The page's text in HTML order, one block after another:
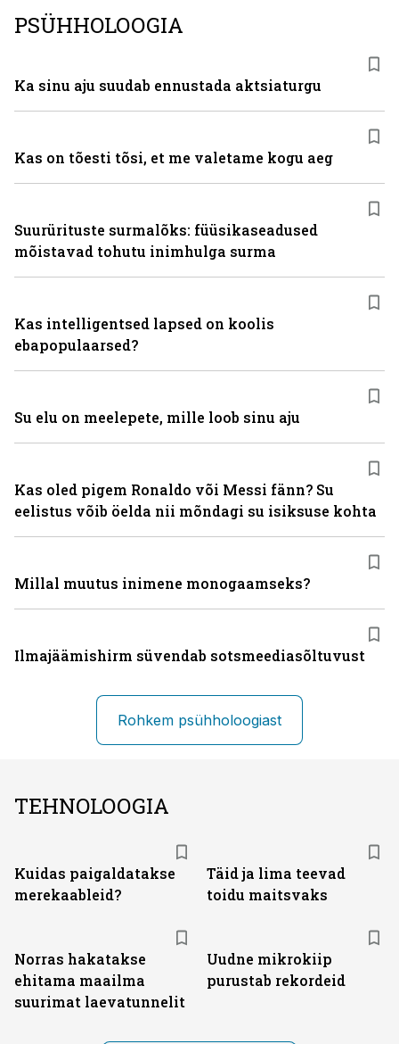
PSÜHHOLOOGIA
Ka sinu aju suudab ennustada aktsiaturgu
Kas on tõesti tõsi, et me valetame kogu aeg
Suurürituste surmalõks: füüsikaseadused
mõistavad tohutu inimhulga surma
Kas intelligentsed lapsed on koolis
ebapopulaarsed?
Su elu on meelepete, mille loob sinu aju
Kas oled pigem Ronaldo või Messi fänn? Su
eelistus võib öelda nii mõndagi su isiksuse kohta
Millal muutus inimene monogaamseks?
Ilmajäämishirm süvendab sotsmeediasõltuvust
Rohkem psühholoogiast
TEHNOLOOGIA
Kuidas paigaldatakse
merekaableid?
Täid ja lima teevad
toidu maitsvaks
Norras hakatakse
ehitama maailma
suurimat laevatunnelit
Uudne mikrokiip
purustab rekordeid